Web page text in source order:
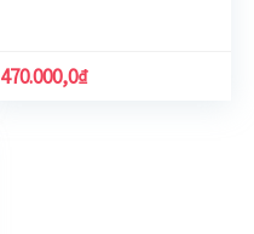
470.000,0₫